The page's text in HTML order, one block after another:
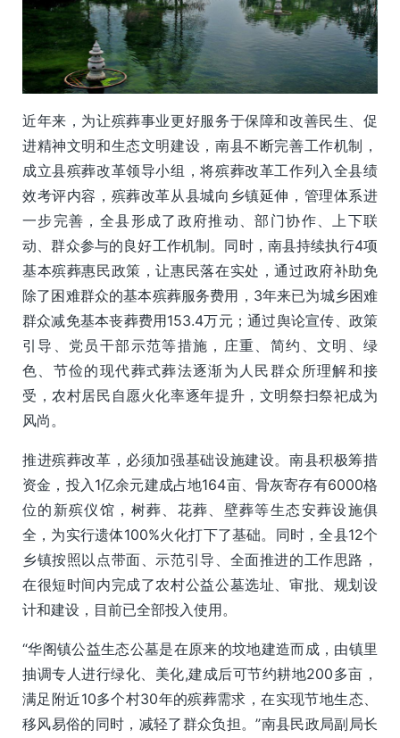
近年来，为让殡葬事业更好服务于保障和改善民生、促
进精神文明和生态文明建设，南县不断完善工作机制，
成立县殡葬改革领导小组，将殡葬改革工作列入全县绩
效考评内容，殡葬改革从县城向乡镇延伸，管理体系进
一步完善，全县形成了政府推动、部门协作、上下联
动、群众参与的良好工作机制。同时，南县持续执行4项
基本殡葬惠民政策，让惠民落在实处，通过政府补助免
除了困难群众的基本殡葬服务费用，3年来已为城乡困难
群众减免基本丧葬费用153.4万元；通过舆论宣传、政策
引导、党员干部示范等措施，庄重、简约、文明、绿
色、节俭的现代葬式葬法逐渐为人民群众所理解和接
受，农村居民自愿火化率逐年提升，文明祭扫祭祀成为
风尚。
推进殡葬改革，必须加强基础设施建设。南县积极筹措
资金，投入1亿余元建成占地164亩、骨灰寄存有6000格
位的新殡仪馆，树葬、花葬、壁葬等生态安葬设施俱
全，为实行遗体100%火化打下了基础。同时，全县12个
乡镇按照以点带面、示范引导、全面推进的工作思路，
在很短时间内完成了农村公益公墓选址、审批、规划设
计和建设，目前已全部投入使用。
“华阁镇公益生态公墓是在原来的坟地建造而成，由镇里
抽调专人进行绿化、美化,建成后可节约耕地200多亩，
满足附近10多个村30年的殡葬需求，在实现节地生态、
移风易俗的同时，减轻了群众负担。”南县民政局副局长